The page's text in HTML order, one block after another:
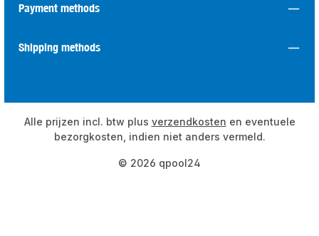
Payment methods
Shipping methods
© 2026 qpool24
Alle prijzen incl. btw plus verzendkosten en eventuele
bezorgkosten, indien niet anders vermeld.